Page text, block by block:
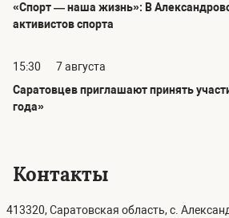
«Спорт — наша жизнь»: В
активистов спорта
15:30
7 августа
Саратовцев приглашают принять
года»
Контакты
413320, Саратовская область, с.